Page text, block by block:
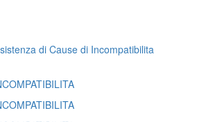
di Cause di Incompatibilita